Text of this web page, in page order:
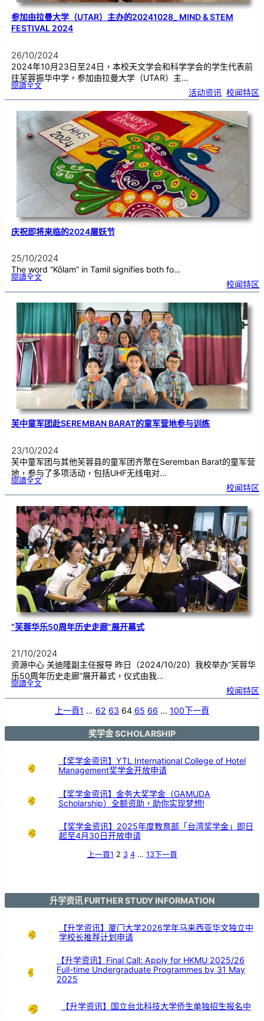
参加由拉曼大学（UTAR）主办的20241028_ MIND & STEM
FESTIVAL 2024
26/10/2024
2024年10月23日至24日，本校天文学会和科学学会的学生代表前
往芙蓉振华中学，参加由拉曼大学（UTAR）主…
閱讀全文:参
拉
大
学
（
UTA
R
）
主
办
的
2
8_M
N
T
E
M
F
E
S
A
L
2
0
2
4
活动资讯 校闻特区
庆祝即将来临的2024屠妖节
25/10/2024
The word “Kōlam” in Tamil signifies both fo…
閱讀全文:庆
将
临
的
妖
节
校闻特区
芙中童军团赴SEREMBAN BARAT的童军营地参与训练
23/10/2024
芙中童军团与其他芙蓉县的童军团齐聚在Seremban Barat的童军营
地，参与了多项活动，包括UHF无线电对…
閱讀全文:芙
军
赴
S
e
r
e
m
b
a
n
B
a
r
a
t
的
童
军
地
参
与
训
练
校闻特区
“芙蓉华乐50周年历史走廊”展开幕式
21/10/2024
资源中心 关迪隆副主任报导 昨日（2024/10/20）我校举办“芙蓉华
乐50周年历史走廊”展开幕式，仪式由我…
閱讀全文:
“
华
历
史
”
校闻特区
上一頁1 … 62 63 64 65 66 … 100下一頁
奖学金 SCHOLARSHIP
【奖学金资讯】YTL International College of Hotel
Management奖学金开放申请
【奖学金资讯】金务大奖学金（GAMUDA
Scholarship）全额资助，助你实现梦想!
【奖学金资讯】2025年度教育部「台湾奖学金」即日
起至4月30日开放申请
上一頁1 2 3 4 … 13下一頁
升学资讯 FURTHER STUDY INFORMATION
【升学资讯】厦门大学2026学年马来西亚华文独立中
学校长推荐计划申请
【升学资讯】Final Call: Apply for HKMU 2025/26
Full-time Undergraduate Programmes by 31 May
2025
【升学资讯】国立台北科技大学侨生单独招生报名中